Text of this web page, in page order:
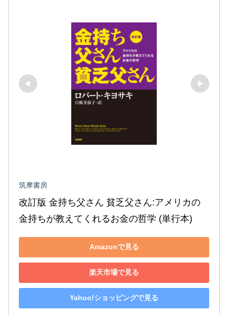
筑摩書房
改訂版 金持ち父さん 貧乏父さん:アメリカの
金持ちが教えてくれるお金の哲学 (単行本)
Amazonで見る
楽天市場で見る
Yahoo!ショッピングで見る